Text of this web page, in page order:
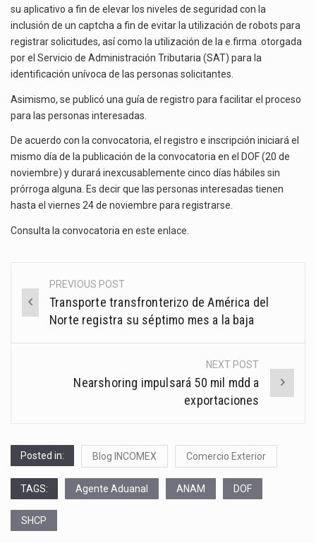
su aplicativo a fin de elevar los niveles de seguridad con la
inclusión de un captcha a fin de evitar la utilización de robots para
registrar solicitudes, así como la utilización de la e.firma .otorgada
por el Servicio de Administración Tributaria (SAT) para la
identificación unívoca de las personas solicitantes.
Asimismo, se publicó una guía de registro para facilitar el proceso
para las personas interesadas.
De acuerdo con la convocatoria, el registro e inscripción iniciará el
mismo día de la publicación de la convocatoria en el DOF (20 de
noviembre) y durará inexcusablemente cinco días hábiles sin
prórroga alguna. Es decir que las personas interesadas tienen
hasta el viernes 24 de noviembre para registrarse.
Consulta la convocatoria en este enlace
Post
navigation
PREVIOUS POST
Transporte transfronterizo de América del
Norte registra su séptimo mes a la baja
NEXT POST
Nearshoring impulsará 50 mil mdd a
exportaciones
Posted in: Blog INCOMEX Comercio Exterior
TAGS: Agente Aduanal ANAM DOF
SHCP